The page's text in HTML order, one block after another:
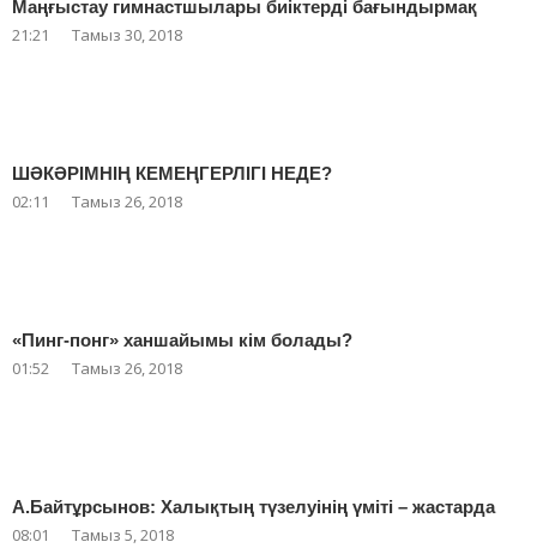
Маңғыстау гимнастшылары биіктерді бағындырмақ
21:21 Тамыз 30, 2018
ШӘКӘРІМНІҢ КЕМЕҢГЕРЛІГІ НЕДЕ?
02:11 Тамыз 26, 2018
«Пинг-понг» ханшайымы кім болады?
01:52 Тамыз 26, 2018
А.Байтұрсынов: Халықтың түзелуінің үміті – жастарда
08:01 Тамыз 5, 2018